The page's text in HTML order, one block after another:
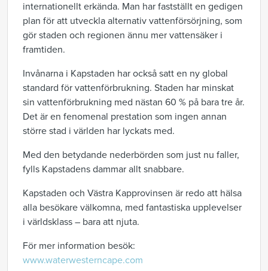
internationellt erkända. Man har fastställt en gedigen
plan för att utveckla alternativ vattenförsörjning, som
gör staden och regionen ännu mer vattensäker i
framtiden.
Invånarna i Kapstaden har också satt en ny global
standard för vattenförbrukning. Staden har minskat
sin vattenförbrukning med nästan 60 % på bara tre år.
Det är en fenomenal prestation som ingen annan
större stad i världen har lyckats med.
Med den betydande nederbörden som just nu faller,
fylls Kapstadens dammar allt snabbare.
Kapstaden och Västra Kapprovinsen är redo att hälsa
alla besökare välkomna, med fantastiska upplevelser
i världsklass – bara att njuta.
För mer information besök:
www.waterwesterncape.com